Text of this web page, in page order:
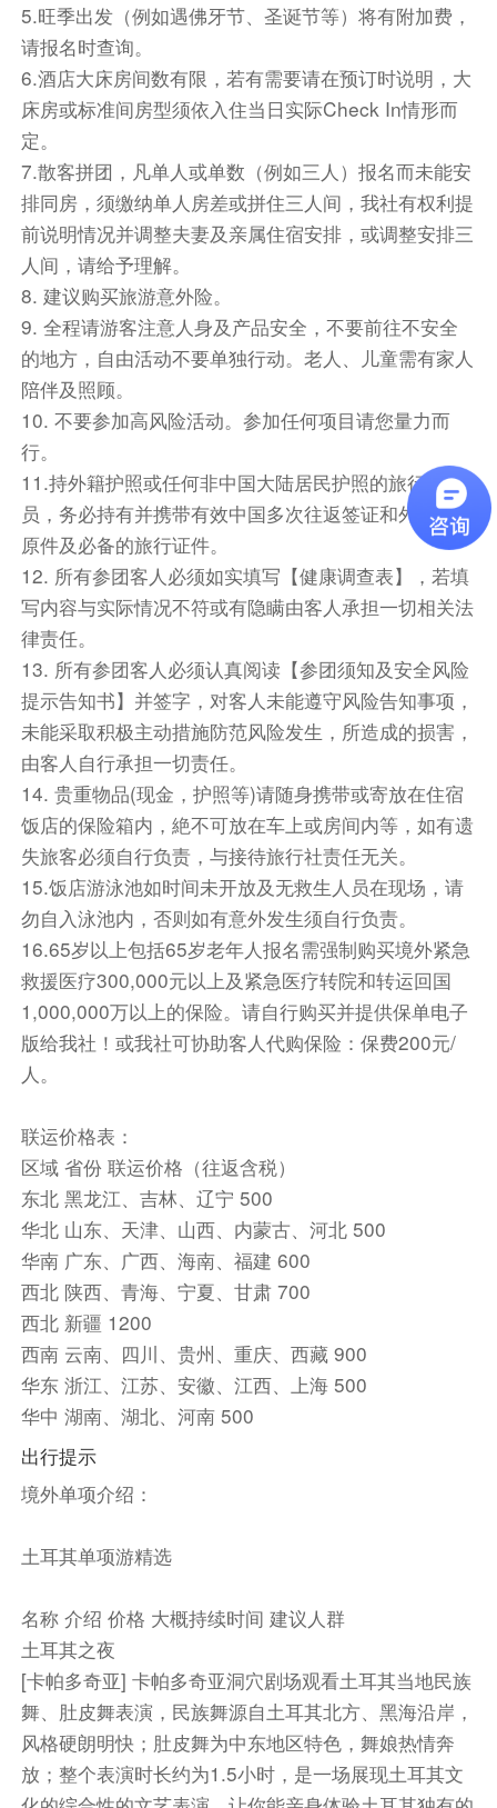
国内报名热气球的客人如因名额已满或天气原因改
签棉花堡飞行，费用不退境外签字确认同意改签棉
花堡，如不改棉花堡飞行，费用回国后退回，不承
担违约赔偿责任，请提前知晓，谢谢理解！
早餐：酒店早餐 中餐：陶雍炖肉料理 晚餐：酒店
晚餐 住宿：国际五星酒店BARCELO或自愿体验
其它特色洞穴酒店
交通：旅游巴士 航班号： 机型： 飞行时间：
餐饮
早餐：包含
中餐：包含
晚餐：包含
住宿
国际五星酒店BARCELO或自愿体验其它特色洞穴酒
第5天 卡帕多奇亚 孔亚 安塔利亚
Day5 卡帕多奇亚 - 孔亚 - 安塔利亚
酒店早餐后，乘车前往孔亚（行车约3.5个小
时），途中游览途中参观孔亚的【梅夫拉纳博物
馆】（约45分钟），博物馆的前身是伊斯兰苏菲
教派旋转苦行僧侣修行之处，该教派通过在祈祷时
的不断旋转，意图连接上天和人间，通过他们的手
传达信息。2005年被联合国教科文组织宣布该教
团的萨玛仪式是人类口头和非物质遗产的杰作。该
教派创始人杰拉雷丁·鲁米葬于此。
午餐品尝当地特色披萨，之后继续乘车前往安塔利
亚（行车约3小时）。
途径【阿斯潘多斯古城】（约40分钟），古城位
于安塔利亚塞里克区的belkaks村，古城的核心景
点为一座有着数千年历史，且被誉为迄今保留最完
好的古罗马剧场，除此之外古城还有一个竞技场、
集市以及一座公元3世纪的天主教堂。
抵达后入住酒店休息，晚餐在酒店内享用。
交通：旅游巴士 航班号： 机型： 飞行时间：
餐饮
早餐：包含
中餐：包含
住宿
当地5星级酒店
第6天 安塔利亚
Day6 安塔利亚 –D400公路- 费特希耶
酒店早餐后，乘车前往【安塔利亚卡勒依奇历史街
区】（约1个小时），漫步在卡奇雷历史街区中，
仿佛回到了奥斯曼时代，置身在街区中，历史气息
铺面而来，在这里历史与现代的融合会让人迷失，
今夕何夕的感触会不时涌上心头。
随后驱车沿【D400公路】前往费特希耶，D400
公路被誉为全球最美十大公路之一，沿着地中海行
美毫不吝啬的展现在你的面前，顿觉心旷神怡。
途中游览【卡什小镇】（约1.5小时），抵达后游
览卡什小镇（约1小时），是土耳其一个让人觉得
舒服惬意的海边小镇。小镇历史悠久，整个村镇都
是石制的中世纪房屋，另外小镇还有各种打发休闲
时光的户外运动，帆船口出海，看看古迹，吹吹海
5.旺季出发（例如遇佛牙节、圣诞节等）将有附加费，
请报名时查询。
6.酒店大床房间数有限，若有需要请在预订时说明，大
床房或标准间房型须依入住当日实际Check In情形而
定。
7.散客拼团，凡单人或单数（例如三人）报名而未能安
排同房，须缴纳单人房差或拼住三人间，我社有权利提
前说明情况并调整夫妻及亲属住宿安排，或调整安排三
人间，请给予理解。
8. 建议购买旅游意外险。
9. 全程请游客注意人身及产品安全，不要前往不安全
的地方，自由活动不要单独行动。老人、儿童需有家人
陪伴及照顾。
10. 不要参加高风险活动。参加任何项目请您量力而
行。
11.持外籍护照或任何非中国大陆居民护照的旅行成
员，务必持有并携带有效中国多次往返签证和外籍护照
原件及必备的旅行证件。
12. 所有参团客人必须如实填写【健康调查表】，若填
写内容与实际情况不符或有隐瞒由客人承担一切相关法
律责任。
13. 所有参团客人必须认真阅读【参团须知及安全风险
提示告知书】并签字，对客人未能遵守风险告知事项，
未能采取积极主动措施防范风险发生，所造成的损害，
由客人自行承担一切责任。
14. 贵重物品(现金，护照等)请随身携带或寄放在住宿
饭店的保险箱内，絶不可放在车上或房间内等，如有遗
失旅客必须自行负责，与接待旅行社责任无关。
15.饭店游泳池如时间未开放及无救生人员在现场，请
勿自入泳池内，否则如有意外发生须自行负责。
16.65岁以上包括65岁老年人报名需强制购买境外紧急
救援医疗300,000元以上及紧急医疗转院和转运回国
1,000,000万以上的保险。请自行购买并提供保单电子
版给我社！或我社可协助客人代购保险：保费200元/
人。
联运价格表：
区域 省份 联运价格（往返含税）
东北 黑龙江、吉林、辽宁 500
华北 山东、天津、山西、内蒙古、河北 500
华南 广东、广西、海南、福建 600
西北 陕西、青海、宁夏、甘肃 700
西北 新疆 1200
西南 云南、四川、贵州、重庆、西藏 900
华东 浙江、江苏、安徽、江西、上海 500
华中 湖南、湖北、河南 500
出行提示
境外单项介绍：
土耳其单项游精选
名称 介绍 价格 大概持续时间 建议人群
土耳其之夜
[卡帕多奇亚] 卡帕多奇亚洞穴剧场观看土耳其当地民族
舞、肚皮舞表演，民族舞源自土耳其北方、黑海沿岸，
风格硬朗明快；肚皮舞为中东地区特色，舞娘热情奔
放；整个表演时长约为1.5小时，是一场展现土耳其文